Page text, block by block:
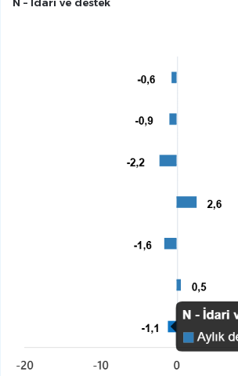
N – İdari ve destek